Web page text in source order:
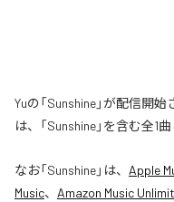
Yuの「Sunshine」が配信開
は、「Sunshine」を含む全1
なお「Sunshine」は、 Apple
Music、 Amazon Music